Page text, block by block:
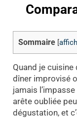
Sommaire
Quand je
dîner improvisé
jamais
arête oubliée
dégustation, et